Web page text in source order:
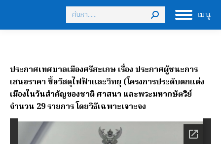
เมนู
Search:
ประกาศเทศบาลเมืองศรีสะเกษ เรื่อง ประกาศผู้ชนะการ
เสนอราคา ซื้อวัสดุไฟฟ้าและวิทยุ (โครงการประดับตกแต่ง
เมืองในวันสำคัญของชาติ ศาสนา และพระมหากษัตริย์
จำนวน 29 รายการ โดยวิธีเฉพาะเจาะจง